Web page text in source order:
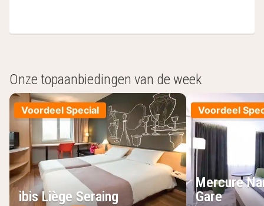
Onze topaanbiedingen van de week
Voordeel Special
ibis Liège Seraing
Voordeel
Mercure
Gare